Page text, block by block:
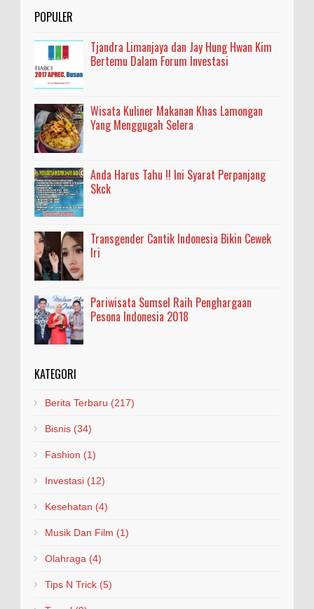
POPULER
Tjandra Limanjaya dan Jay Hung Hwan Kim
Bertemu Dalam Forum Investasi
Wisata Kuliner Makanan Khas Lamongan
Yang Menggugah Selera
Anda Harus Tahu !! Ini Syarat Perpanjang
Skck
Transgender Cantik Indonesia Bikin Cewek
Iri
Pariwisata Sumsel Raih Penghargaan
Pesona Indonesia 2018
KATEGORI
Berita Terbaru (217)
Bisnis (34)
Fashion (1)
Investasi (12)
Kesehatan (4)
Musik Dan Film (1)
Olahraga (4)
Tips N Trick (5)